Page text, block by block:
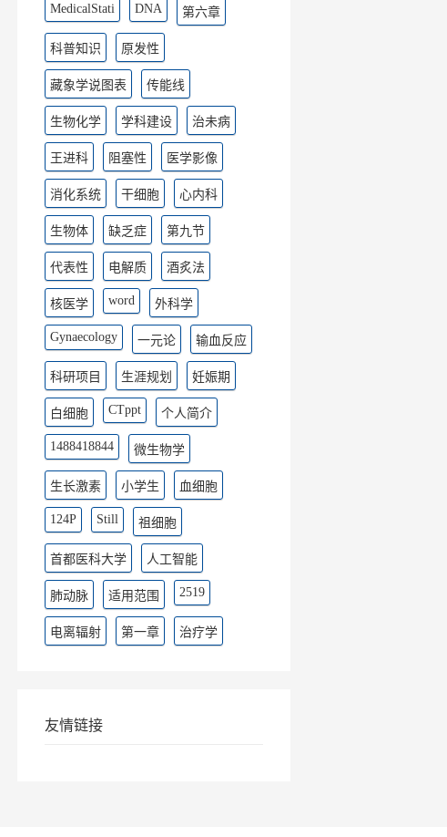
MedicalStati DNA 第六章
科普知识 原发性
藏象学说图表 传能线
生物化学 学科建设 治未病
王进科 阻塞性 医学影像
消化系统 干细胞 心内科
生物体 缺乏症 第九节
代表性 电解质 酒炙法
核医学 word 外科学
Gynaecology 一元论 输血反应
科研项目 生涯规划 妊娠期
白细胞 CTppt 个人简介
1488418844 微生物学
生长激素 小学生 血细胞
124P Still 祖细胞
首都医科大学 人工智能
肺动脉 适用范围 2519
电离辐射 第一章 治疗学
友情链接